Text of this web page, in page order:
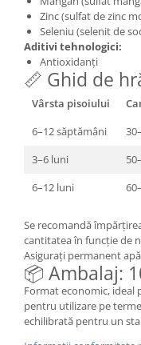
Zinc (sulfat de zinc
Seleniu (selenit de
Aditivi tehnologici:
Antioxidanți
📏 Ghid de
Vârsta pisoiului
6–12 săptămâni
3–6 luni
6–12 luni
Se recomandă
cantitatea în funcție de
Asigurați permanent
📦 Ambalaj:
Format economic, ideal
pentru utilizare pe
echilibrată pentru un